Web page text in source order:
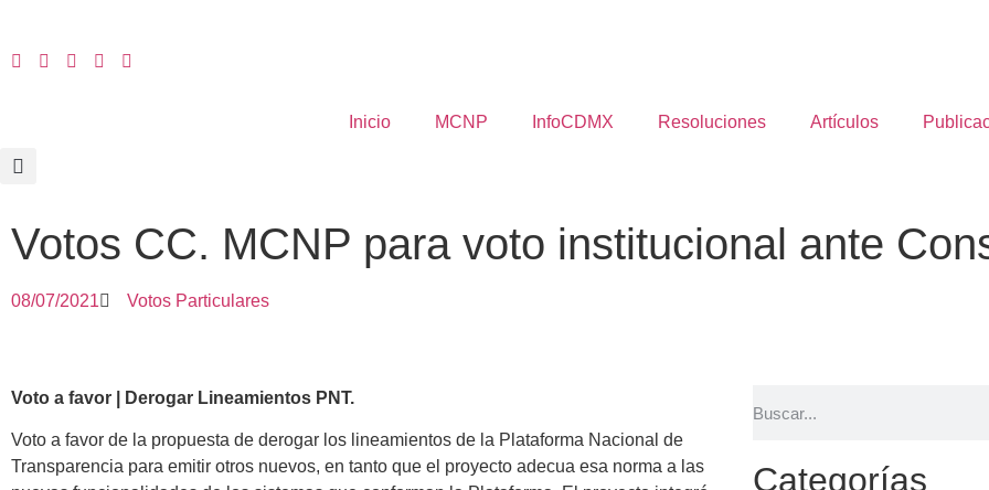
Inicio MCNP InfoCDMX Resoluciones Artículos
Votos CC. MCNP para voto institucional ante
08/07/2021 Votos Particulares
Voto a favor | Derogar Lineamientos PNT.
Voto a favor de la propuesta de derogar los lineamientos de la Plataforma Nacional de
Transparencia para emitir otros nuevos, en tanto que el proyecto adecua esa norma a las
Categorías